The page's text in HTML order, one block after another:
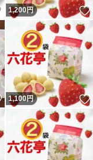
いいね！
1,200円
いいね！
1,100円